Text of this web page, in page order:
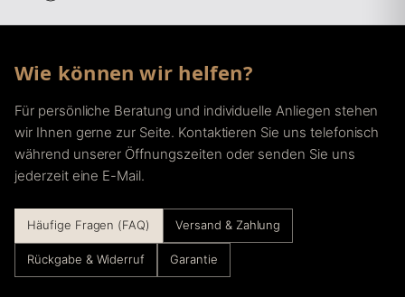
Wie können wir helfen?
Für persönliche Beratung und individuelle Anliegen stehen
wir Ihnen gerne zur Seite. Kontaktieren Sie uns telefonisch
während unserer Öffnungszeiten oder senden Sie uns
jederzeit eine E-Mail.
Häufige Fragen (FAQ) Versand & Zahlung
Rückgabe & Widerruf Garantie